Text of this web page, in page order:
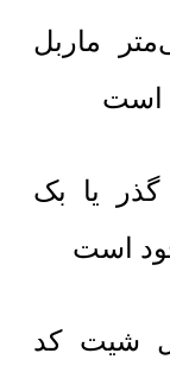
سانتی‌متر ماربل
یا بک
شیت کد